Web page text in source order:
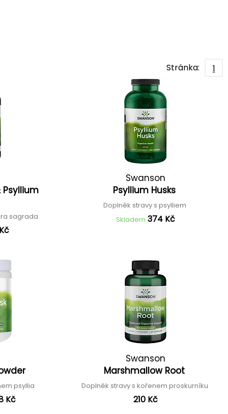
Stránka: 1
sagrada
Swanson
Psyllium Husks
Doplněk stravy s psylliem
Skladem 374 Kč
psyllia
Kč
Swanson
Marshmallow Root
Doplněk stravy s kořenem proskurníku
210 Kč